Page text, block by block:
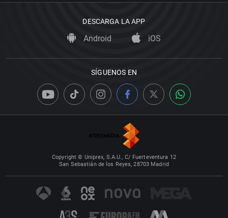
DESCARGA LA APP
Android iOS
SÍGUENOS EN
Copyright © Uniprex, S.A.U., C/ Fuerteventura 12
San Sebastián de los Reyes, 28703 Madrid